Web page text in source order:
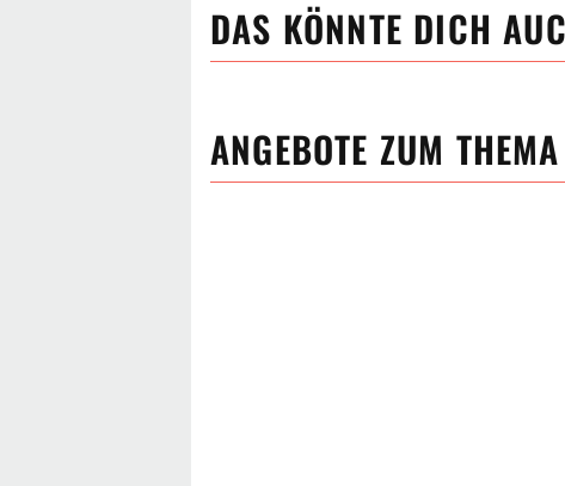
DAS KÖNNTE DICH
ANGEBOTE ZUM THEMA